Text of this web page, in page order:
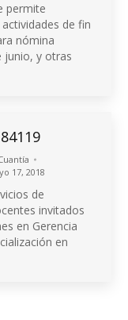
permite
de fin
nómina
junio, y otras
17, 2018
de
invitados
en Gerencia
en